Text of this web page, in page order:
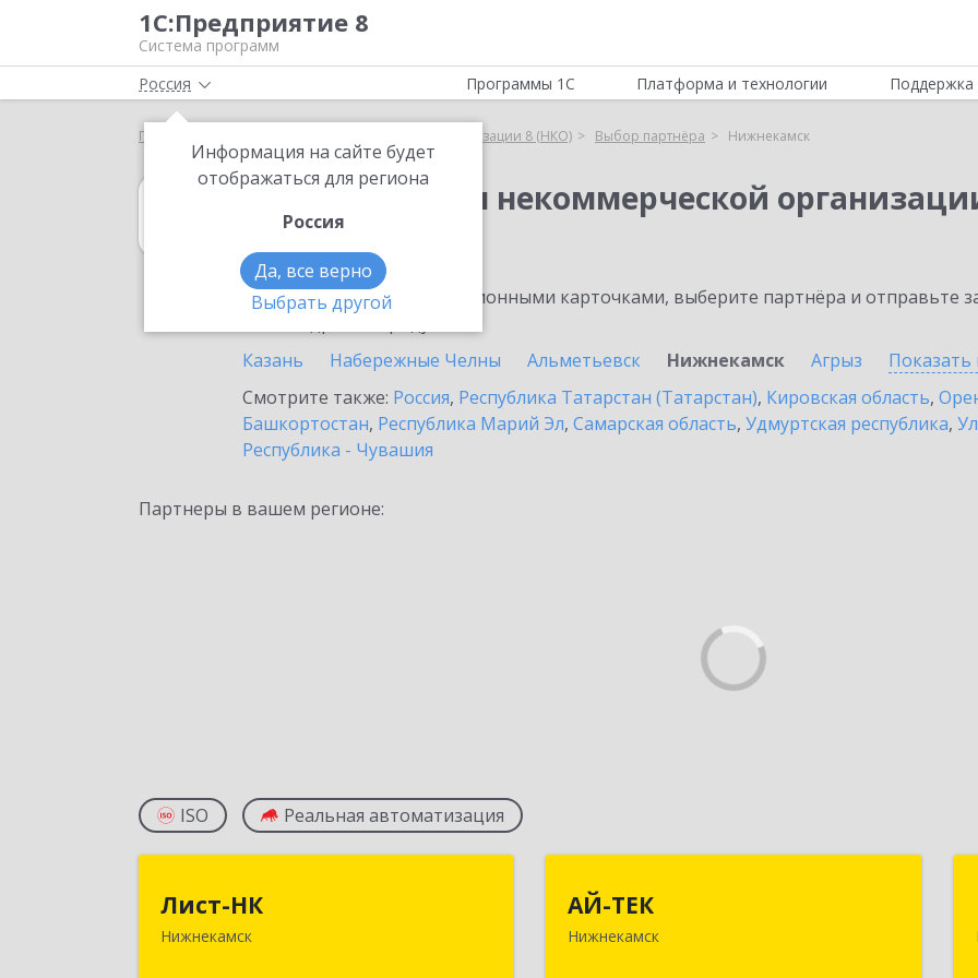
1С:Предприятие 8
Система программ
Россия
Информация на сайте будет
отображаться для региона
Россия
Да, все верно
Выбрать другой
Программы 1С Платформа и технологии Поддержка
Главная 1С:Бухгалтерия некоммерческой организации 8 (НКО) Выбор партнёра Нижнекамск
1С:Бухгалтерия некоммерческой
в Нижнекамске
Ознакомьтесь с информационными карточками, выберите партнёра и отправьте
Казань
Набережные Челны Альметьевск Нижнекамск Агрыз Показать
Смотрите также: Россия, Республика Татарстан (Татарстан), Кировская область,
Башкортостан, Республика Марий Эл, Самарская область, Удмуртская республика,
Республика - Чувашия
Партнеры в вашем регионе:
ISO Реальная автоматизация
Лист-НК
Нижнекамск
АЙ-ТЕК
Нижнекамск